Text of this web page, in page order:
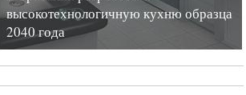
высокотехнологичную кухню образца
2040 года